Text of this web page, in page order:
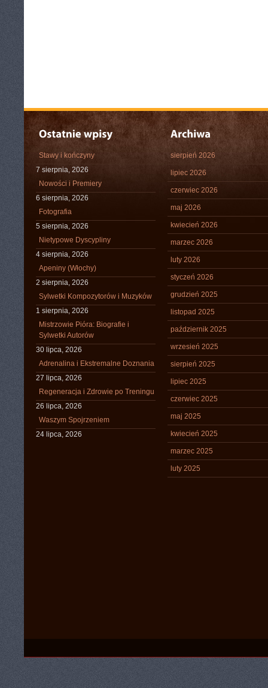
Stawy i kończyny
7 sierpnia, 2026
Nowości i Premiery
6 sierpnia, 2026
Fotografia
5 sierpnia, 2026
Nietypowe Dyscypliny
4 sierpnia, 2026
Apeniny (Włochy)
2 sierpnia, 2026
Sylwetki Kompozytorów i Muzyków
1 sierpnia, 2026
Mistrzowie Pióra: Biografie i
Sylwetki Autorów
30 lipca, 2026
Adrenalina i Ekstremalne Doznania
27 lipca, 2026
Regeneracja i Zdrowie po Treningu
26 lipca, 2026
Waszym Spojrzeniem
24 lipca, 2026
sierpień 2026
lipiec 2026
czerwiec 2026
maj 2026
kwiecień 2026
marzec 2026
luty 2026
styczeń 2026
grudzień 2025
listopad 2025
październik 2025
wrzesień 2025
sierpień 2025
lipiec 2025
czerwiec 2025
maj 2025
kwiecień 2025
marzec 2025
luty 2025